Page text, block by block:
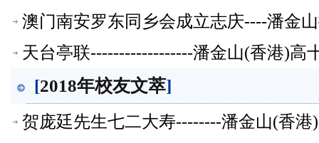
澳门南安罗东同乡会成立志庆----潘金
天台亭联------------------潘金山(香港)高
[2018年校友文萃]
贺庞廷先生七二大寿--------潘金山(香